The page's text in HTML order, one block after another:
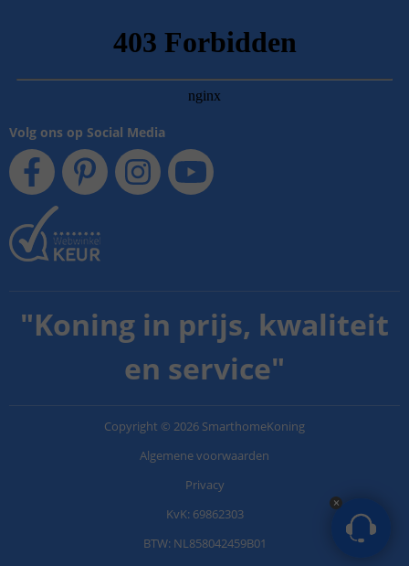
Volg ons op Social Media
"Koning in prijs, kwaliteit
en service"
Copyright © 2026 SmarthomeKoning
Algemene voorwaarden
Privacy
KvK: 69862303
BTW: NL858042459B01